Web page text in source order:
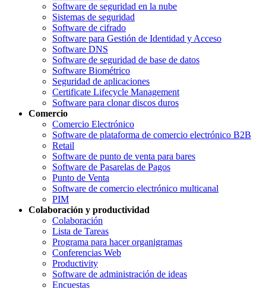
Software de seguridad en la nube
Sistemas de seguridad
Software de cifrado
Software para Gestión de Identidad y Acceso
Software DNS
Software de seguridad de base de datos
Software Biométrico
Seguridad de aplicaciones
Certificate Lifecycle Management
Software para clonar discos duros
Comercio
Comercio Electrónico
Software de plataforma de comercio electrónico B2B
Retail
Software de punto de venta para bares
Software de Pasarelas de Pagos
Punto de Venta
Software de comercio electrónico multicanal
PIM
Colaboración y productividad
Colaboración
Lista de Tareas
Programa para hacer organigramas
Conferencias Web
Productivity
Software de administración de ideas
Encuestas